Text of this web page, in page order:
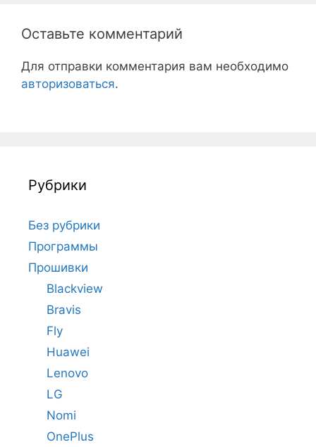
Оставьте комментарий
Для отправки комментария вам необходимо
авторизоваться.
Рубрики
Без рубрики
Программы
Прошивки
Blackview
Bravis
Fly
Huawei
Lenovo
LG
Nomi
OnePlus